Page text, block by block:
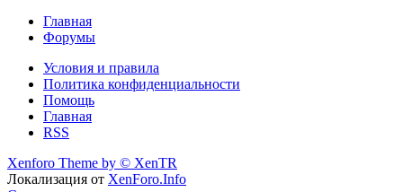
Главная
Форумы
Условия и правила
Политика конфиденциальности
Помощь
Главная
RSS
Xenforo Theme by © XenTR
Локализация от XenForo.Info